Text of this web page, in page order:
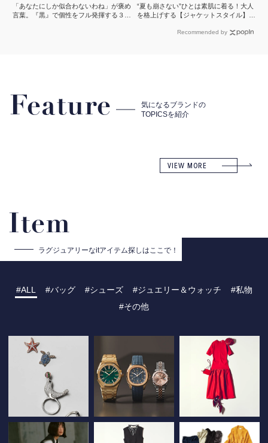
「あなたにしか似合わないわね」が褒め
言葉。『黒』で個性をフル発揮する３つ
“夏も崩さない”ひとは素肌に着る！大人
を格上げする【ジャケットスタイル】厳
Recommended by
Feature
気になるブランドの
TOPICSを紹介
VIEW MORE
Item
ラグジュアリーなitアイテム探しはここで！
ALL バッグ シューズ ジュエリー＆ウォッチ
私物
その他